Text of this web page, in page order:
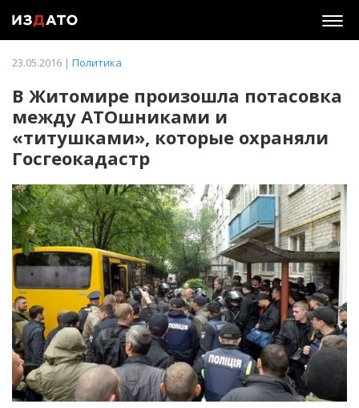
23.05.2016 | Политика
В Житомире произошла потасовка
между АТОшниками и
«титушками», которые охраняли
Госгеокадастр